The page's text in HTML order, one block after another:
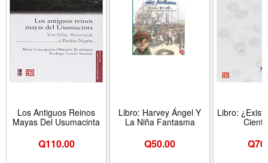
Los Antiguos Reinos
Mayas Del Usumacinta
Q110.00
Libro: Harvey Ángel Y
La Niña Fantasma
Q50.00
Libro:
Q